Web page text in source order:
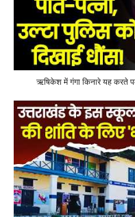
ऋषिकेश में गंगा किनारे यह करते